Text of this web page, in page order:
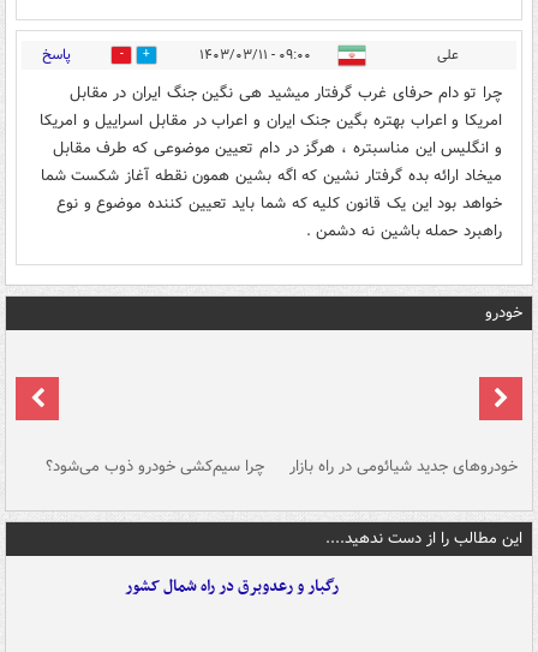
علی ۰۹:۰۰ - ۱۴۰۳/۰۳/۱۱ 0 پاسخ
چرا تو دام حرفای غرب گرفتار میشید هی نگین جنگ ایران در مقابل
امریکا و اعراب بهتره بگین جنک ایران و اعراب در مقابل اسراییل و امریکا
و انگلیس این مناسبتره ، هرگز در دام تعیین موضوعی که طرف مقابل
میخاد ارائه بده گرفتار نشین که اگه بشین همون نقطه آغاز شکست شما
خواهد بود این یک قانون کلیه که شما باید تعیین کننده موضوع و نوع
راهبرد حمله باشین نه دشمن .
خودرو
خودروهای جدید شیائومی در راه بازار چرا سیم‌کشی خودرو ذوب می‌شود؟
این مطالب را از دست ندهید....
رگبار و رعدوبرق در راه شمال کشور